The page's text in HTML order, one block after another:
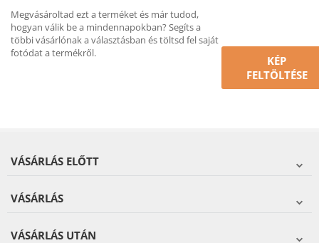
Megvásároltad ezt a terméket és már tudod,
hogyan válik be a mindennapokban? Segíts a
többi vásárlónak a választásban és töltsd fel saját
fotódat a termékről.
KÉP
FELTÖLTÉSE
VÁSÁRLÁS ELŐTT
VÁSÁRLÁS
VÁSÁRLÁS UTÁN